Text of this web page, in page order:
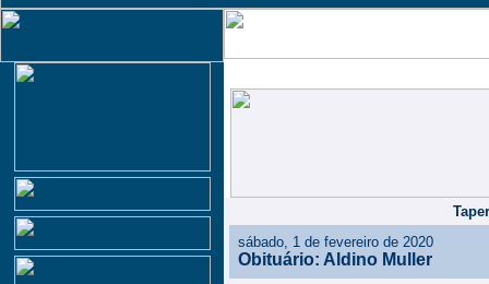
sábado, 1 de fevereiro de 2020
Obituário: Aldino Muller